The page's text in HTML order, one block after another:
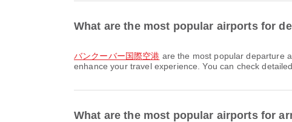
What are the most popular airports for
バンクーバー国際空港 are the most popular departure
enhance your travel experience. You can check
What are the most popular airports for